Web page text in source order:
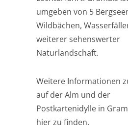
umgeben von 5
Wildbächen,
weiterer sehenswerter
Naturlandschaft.
Weitere Informationen
auf der Alm und der
Postkartenidylle in
hier zu finden.